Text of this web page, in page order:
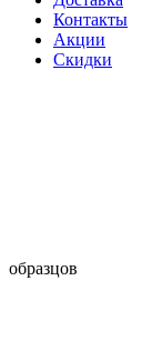
Контакты
Акции
Скидки
образцов